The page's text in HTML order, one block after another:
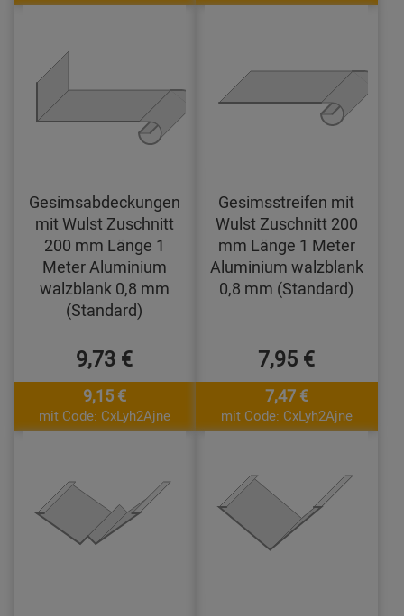
Gesimsabdeckungen
mit Wulst Zuschnitt
200 mm Länge 1
Meter Aluminium
walzblank 0,8 mm
(Standard)
9,73 €
9,15 €
mit Code: CxLyh2Ajne
Gesimsstreifen mit
Wulst Zuschnitt 200
mm Länge 1 Meter
Aluminium walzblank
0,8 mm (Standard)
7,95 €
7,47 €
mit Code: CxLyh2Ajne